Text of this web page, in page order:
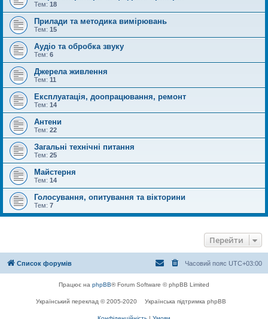
Тем: 18
Прилади та методика вимірювань
Тем: 15
Аудіо та обробка звуку
Тем: 6
Джерела живлення
Тем: 11
Експлуатація, доопрацювання, ремонт
Тем: 14
Антени
Тем: 22
Загальні технічні питання
Тем: 25
Майстерня
Тем: 14
Голосування, опитування та вікторини
Тем: 7
Перейти
Список форумів Часовий пояс UTC+03:00
Працює на phpBB® Forum Software © phpBB Limited
Український переклад © 2005-2020 Українська підтримка phpBB